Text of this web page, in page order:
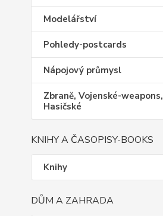
Modelářství
Pohledy-postcards
Nápojový průmysl
Zbraně, Vojenské-weapons,
Hasičské
KNIHY A ČASOPISY-BOOKS
Knihy
DŮM A ZAHRADA